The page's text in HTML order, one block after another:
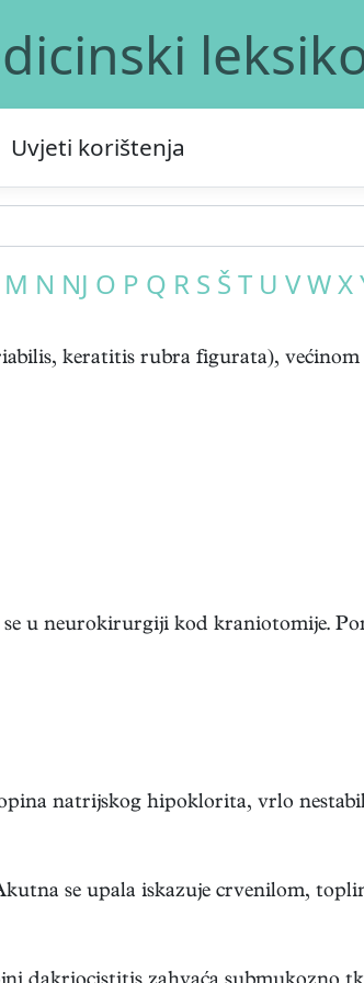
Uvjeti korištenja
M N NJ O P Q R S Š T U VWX
keratitis rubra figurata), većinom
u neurokirurgiji kod kraniotomije.
natrijskog hipoklorita, vrlo
se upala iskazuje crvenilom,